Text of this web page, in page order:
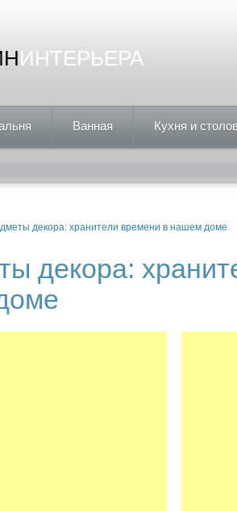
ИНТЕРЬЕРА
Ванная Кухня и
декора: хранители времени в нашем доме
декора: